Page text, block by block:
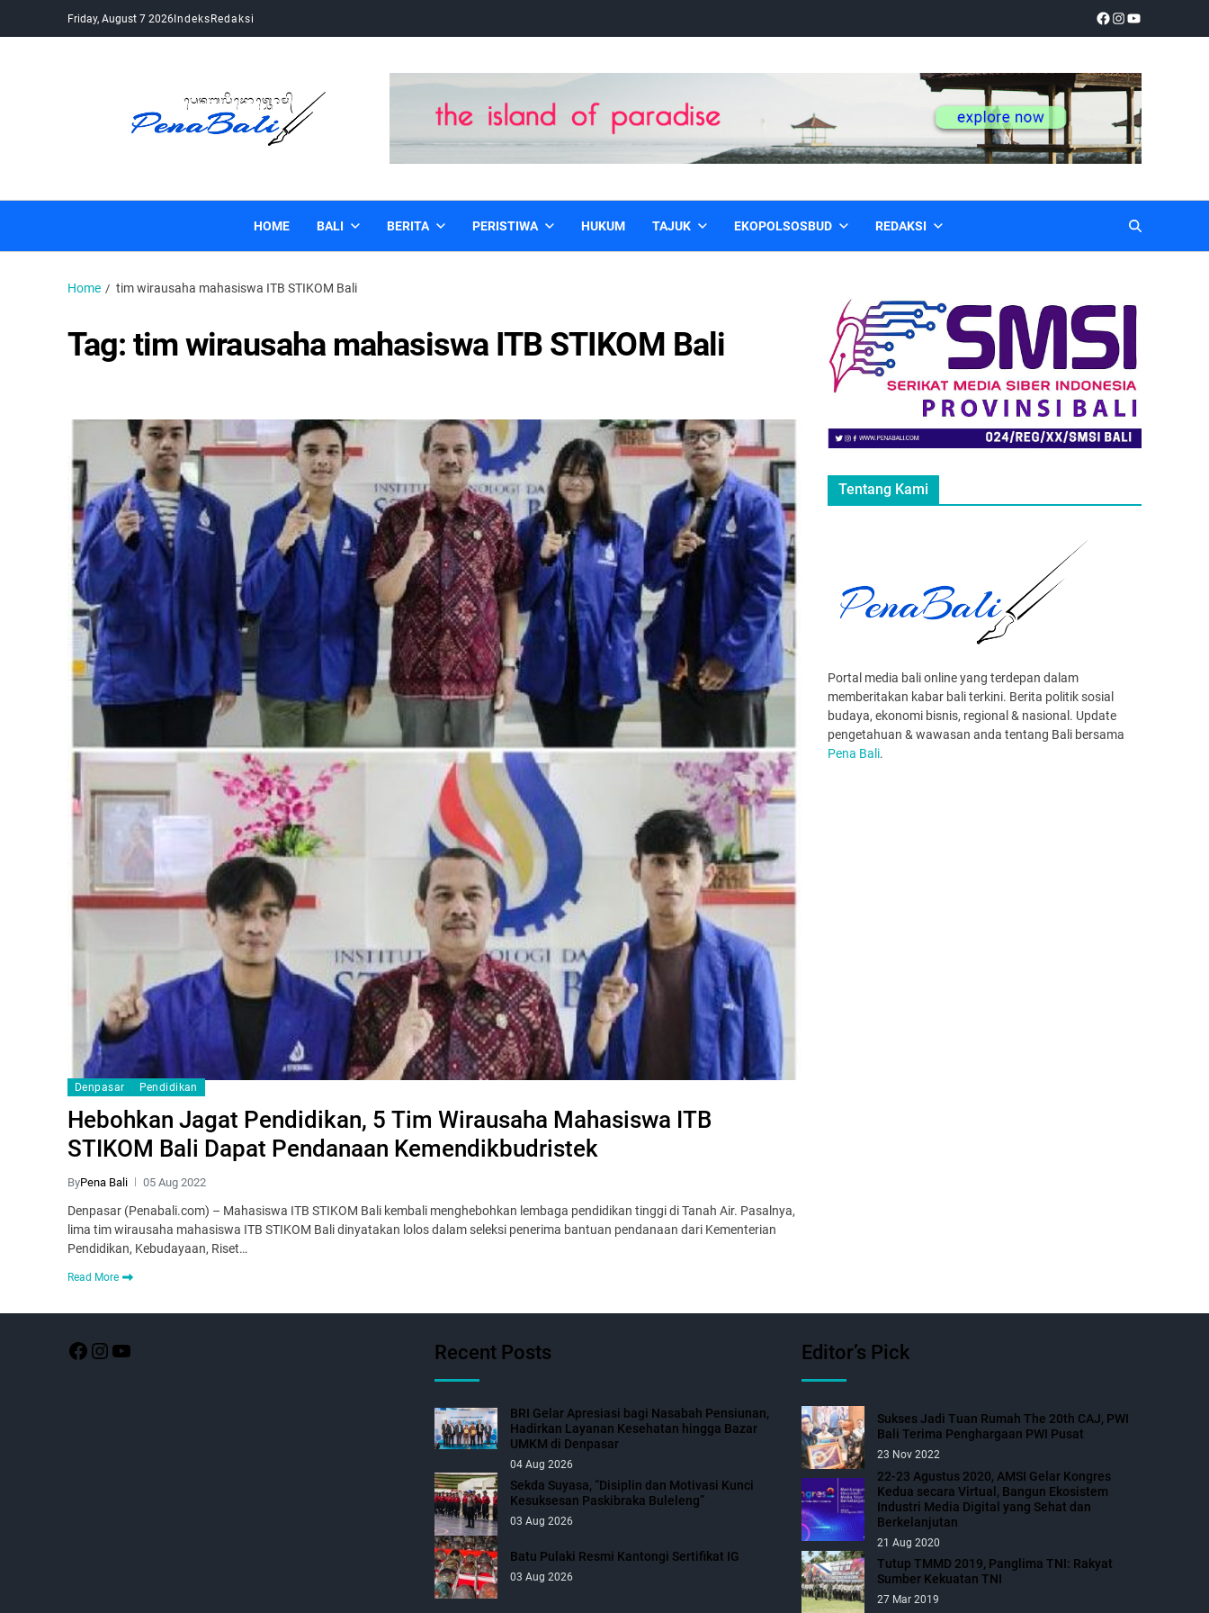
Friday, August 7 2026IndeksRedaksi
HOME BALI BERITA PERISTIWA HUKUM TAJUK EKOPOLSOSBUD REDAKSI
Home tim wirausaha mahasiswa ITB STIKOM Bali
Tag:tim wirausaha mahasiswa ITB STIKOM Bali
Denpasar Pendidikan
Hebohkan Jagat Pendidikan, 5 Tim Wirausaha Mahasiswa ITB
STIKOM Bali Dapat Pendanaan Kemendikbudristek
ByPena Bali 05 Aug 2022
Denpasar (Penabali.com) – Mahasiswa ITB STIKOM Bali kembali menghebohkan lembaga pendidikan tinggi di Tanah Air. Pasalnya,
lima tim wirausaha mahasiswa ITB STIKOM Bali dinyatakan lolos dalam seleksi penerima bantuan pendanaan dari Kementerian
Pendidikan, Kebudayaan, Riset…
Read More
Tentang Kami
Portal media bali online yang terdepan dalam
memberitakan kabar bali terkini. Berita politik sosial
budaya, ekonomi bisnis, regional & nasional. Update
pengetahuan & wawasan anda tentang Bali bersama
Pena Bali.
Recent Posts
BRI Gelar Apresiasi bagi Nasabah Pensiunan,
Hadirkan Layanan Kesehatan hingga Bazar
UMKM di Denpasar
04 Aug 2026
Sekda Suyasa, “Disiplin dan Motivasi Kunci
Kesuksesan Paskibraka Buleleng”
03 Aug 2026
Batu Pulaki Resmi Kantongi Sertifikat IG
03 Aug 2026
Editor’s Pick
Sukses Jadi Tuan Rumah The 20th CAJ, PWI
Bali Terima Penghargaan PWI Pusat
23 Nov 2022
22-23 Agustus 2020, AMSI Gelar Kongres
Kedua secara Virtual, Bangun Ekosistem
Industri Media Digital yang Sehat dan
Berkelanjutan
21 Aug 2020
Tutup TMMD 2019, Panglima TNI: Rakyat
Sumber Kekuatan TNI
27 Mar 2019